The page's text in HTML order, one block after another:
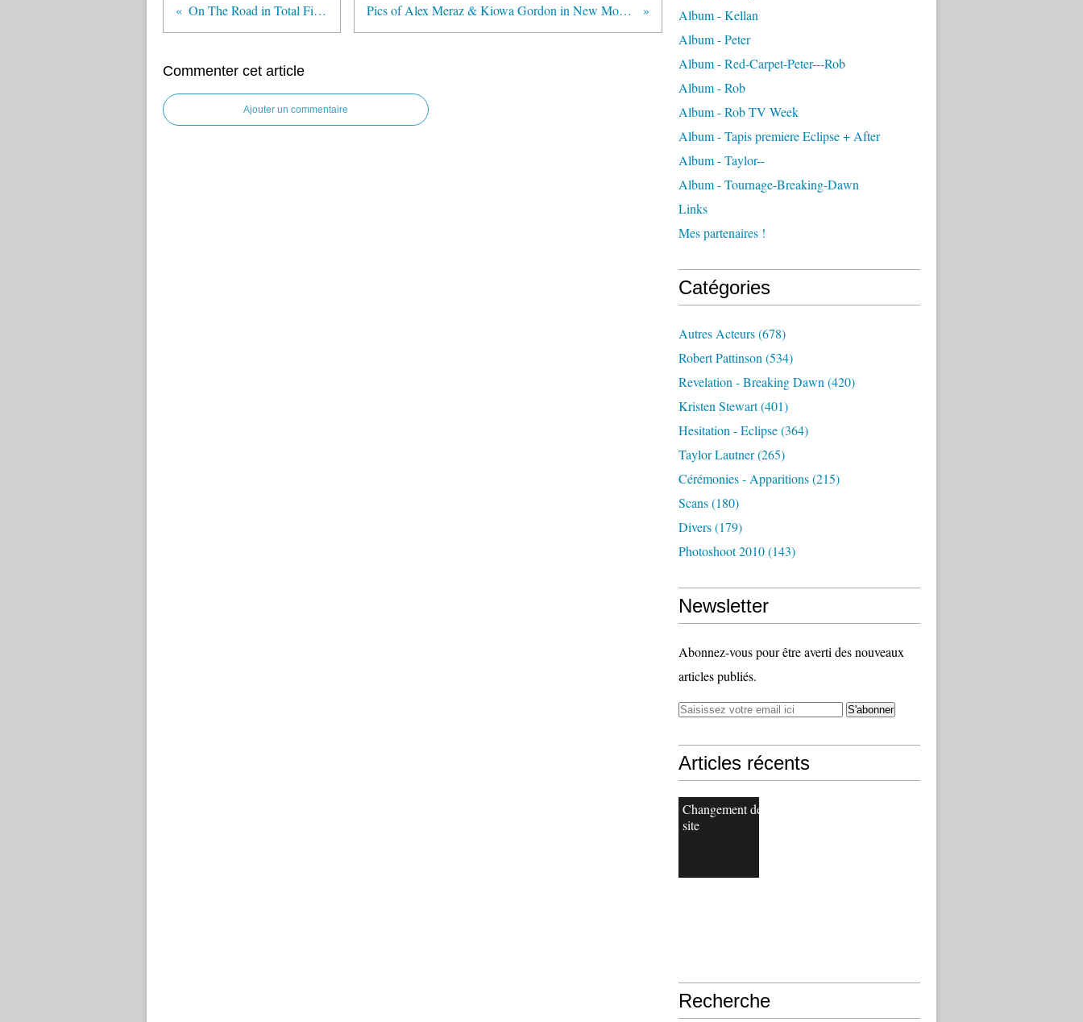
On The Road in Total Film Mag ! Pics of Alex Meraz & Kiowa Gordon in New Moon Promotion !
Commenter cet article
Ajouter un commentaire
Album - Kellan
Album - Peter
Album - Red-Carpet-Peter---Rob
Album - Rob
Album - Rob TV Week
Album - Tapis premiere Eclipse + After
Album - Taylor--
Album - Tournage-Breaking-Dawn
Links
Mes partenaires !
Catégories
Autres Acteurs(678)
Robert Pattinson (534)
Revelation - Breaking Dawn (420)
Kristen Stewart(401)
Hesitation - Eclipse(364)
Taylor Lautner(265)
Cérémonies - Apparitions(215)
Scans(180)
Divers(179)
Photoshoot 2010(143)
Newsletter
Abonnez-vous pour être averti des nouveaux
articles publiés.
Articles récents
Changement de
site
Recherche